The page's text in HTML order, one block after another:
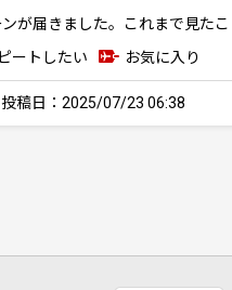
が届きました。これまで見た
ートしたい お気に入り
投稿日：2025/07/23 06:38